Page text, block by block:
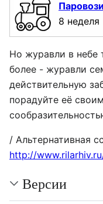
8 неделя
Но журавли в небе
более - журавли
действительную
порадуйте её
/ Альтернативная
http://
Версии